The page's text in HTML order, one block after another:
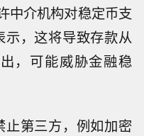
中介机构对稳定币支
，这将导致存款从
，可能威胁金融稳
第三方，例如加密